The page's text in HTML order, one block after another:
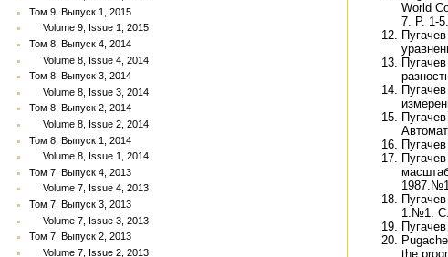
Том 9, Выпуск 1, 2015
Volume 9, Issue 1, 2015
Том 8, Выпуск 4, 2014
Volume 8, Issue 4, 2014
Том 8, Выпуск 3, 2014
Volume 8, Issue 3, 2014
Том 8, Выпуск 2, 2014
Volume 8, Issue 2, 2014
Том 8, Выпуск 1, 2014
Volume 8, Issue 1, 2014
Том 7, Выпуск 4, 2013
Volume 7, Issue 4, 2013
Том 7, Выпуск 3, 2013
Volume 7, Issue 3, 2013
Том 7, Выпуск 2, 2013
Volume 7, Issue 2, 2013
World
7. P. 1-5.
1.№1. С.
the